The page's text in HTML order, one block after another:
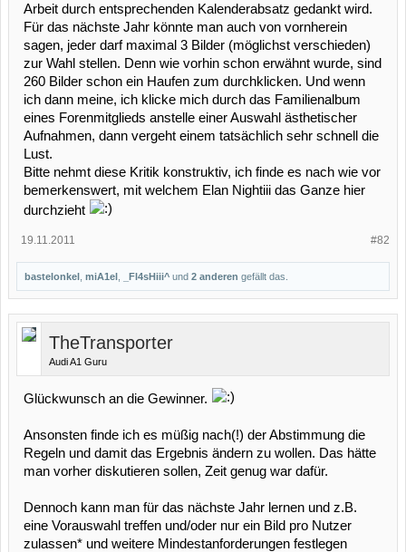
Arbeit durch entsprechenden Kalenderabsatz gedankt wird.
Für das nächste Jahr könnte man auch von vornherein
sagen, jeder darf maximal 3 Bilder (möglichst verschieden)
zur Wahl stellen. Denn wie vorhin schon erwähnt wurde, sind
260 Bilder schon ein Haufen zum durchklicken. Und wenn
ich dann meine, ich klicke mich durch das Familienalbum
eines Forenmitglieds anstelle einer Auswahl ästhetischer
Aufnahmen, dann vergeht einem tatsächlich sehr schnell die
Lust.
Bitte nehmt diese Kritik konstruktiv, ich finde es nach wie vor
bemerkenswert, mit welchem Elan Nightiii das Ganze hier
durchzieht
#82
19.11.2011
bastelonkel miA1el _Fl4sHiii^ und 2 anderen gefällt das.
TheTransporter
Audi A1 Guru
Glückwunsch an die Gewinner.
Ansonsten finde ich es müßig nach(!) der Abstimmung die
Regeln und damit das Ergebnis ändern zu wollen. Das hätte
man vorher diskutieren sollen, Zeit genug war dafür.
Dennoch kann man für das nächste Jahr lernen und z.B.
eine Vorauswahl treffen und/oder nur ein Bild pro Nutzer
zulassen* und weitere Mindestanforderungen festlegen